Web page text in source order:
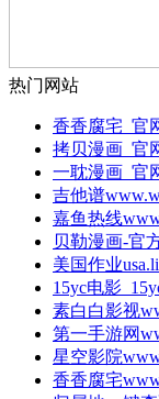
热门网站
香香腐宅_官
拷贝漫画_官
一耽漫画_官
吉他谱
嘉鱼热线
贝勒漫画-官
美国作业
15yc电影
素白白影视
第一手游网
星空影院
香香腐宅